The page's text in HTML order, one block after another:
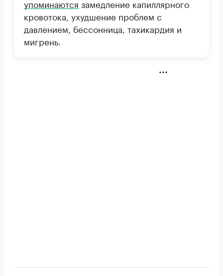
упоминаются замедление капиллярного
кровотока, ухудшение проблем с
давлением, бессонница, тахикардия и
мигрень.